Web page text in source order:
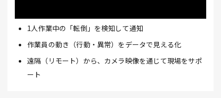
1人作業中の「転倒」を検知して通知
作業員の動き（行動・異常）をデータで見える化
遠隔（リモート）から、カメラ映像を通じて現場をサポ
ート